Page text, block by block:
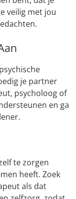
veilig met jou
je partner
psycholoog of
en ga
te zorgen
heeft. Zoek
als dat